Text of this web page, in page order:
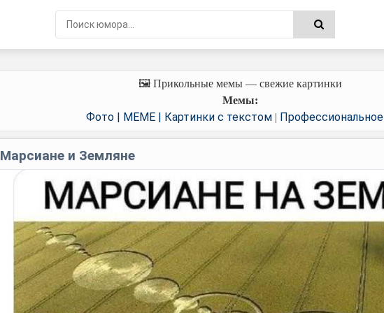
🖼️ Прикольные мемы — свежие картинки
Мемы:
Фото | MEME | Картинки с текстом | Профессиональное
Марсиане и Земляне